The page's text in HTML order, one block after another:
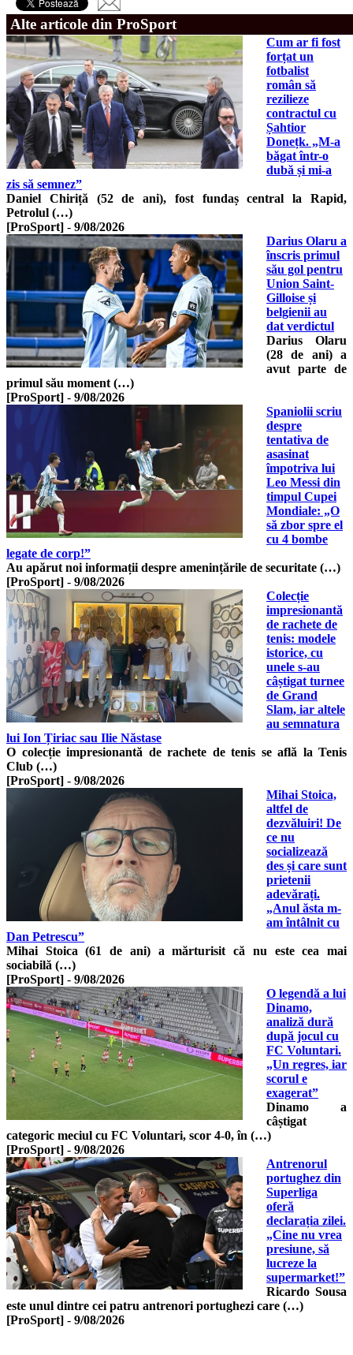
Alte articole din ProSport
Cum ar fi fost
forțat un
fotbalist
român să
rezilieze
contractul cu
Șahtior
Donețk. „M-a
băgat într-o
dubă și mi-a
zis să semnez”
Daniel Chiriță (52 de ani), fost fundaș central la Rapid,
Petrolul (…)
[ProSport] - 9/08/2026
Darius Olaru a
înscris primul
său gol pentru
Union Saint-
Gilloise și
belgienii au
dat verdictul
Darius Olaru
(28 de ani) a
avut parte de
primul său moment (…)
[ProSport] - 9/08/2026
Spaniolii scriu
despre
tentativa de
asasinat
împotriva lui
Leo Messi din
timpul Cupei
Mondiale: „O
să zbor spre el
cu 4 bombe
legate de corp!”
Au apărut noi informații despre amenințările de securitate (…)
[ProSport] - 9/08/2026
Colecție
impresionantă
de rachete de
tenis: modele
istorice, cu
unele s-au
câștigat turnee
de Grand
Slam, iar altele
au semnatura
lui Ion Țiriac sau Ilie Năstase
O colecție impresionantă de rachete de tenis se află la Tenis
Club (…)
[ProSport] - 9/08/2026
Mihai Stoica,
altfel de
dezvăluiri! De
ce nu
socializează
des și care sunt
prietenii
adevărați.
„Anul ăsta m-
am întâlnit cu
Dan Petrescu”
Mihai Stoica (61 de ani) a mărturisit că nu este cea mai
sociabilă (…)
[ProSport] - 9/08/2026
O legendă a lui
Dinamo,
analiză dură
după jocul cu
FC Voluntari.
„Un regres, iar
scorul e
exagerat”
Dinamo a
câștigat
categoric meciul cu FC Voluntari, scor 4-0, în (…)
[ProSport] - 9/08/2026
Antrenorul
portughez din
Superliga
oferă
declarația zilei.
„Cine nu vrea
presiune, să
lucreze la
supermarket!”
Ricardo Sousa
este unul dintre cei patru antrenori portughezi care (…)
[ProSport] - 9/08/2026